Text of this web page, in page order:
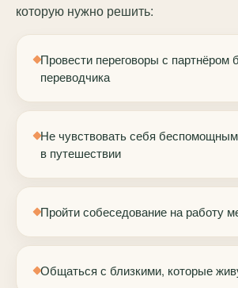
которую нужно решить:
Провести переговоры с партнёром
переводчика
Не чувствовать себя беспомощным
в путешествии
Пройти собеседование на работу
Общаться с близкими, которые